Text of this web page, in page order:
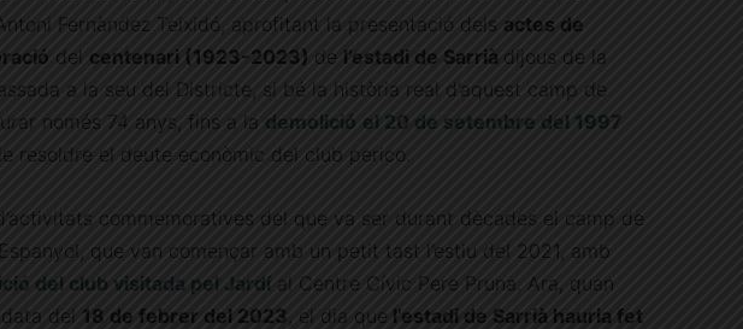
Fernàndez Teixidó, aprofitant la presentació dels actes de
del centenari (1923-2023) de l’estadi de Sarrià dijous de la
a la seu del Districte, si bé la història real d’aquest camp de
només 74 anys, fins a la demolició el 20 de setembre del 1997
resoldre el deute econòmic del club perico.
commemoratives del que va ser durant dècades el camp de
que van començar amb un petit tast l’estiu del 2021, amb
del club visitada pel Jardí al Centre Cívic Pere Pruna. Ara, quan
del 18 de febrer del 2023 , el dia que l’estadi de Sarrià hauria fet